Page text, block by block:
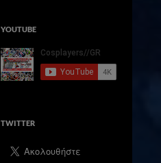
YOUTUBE
TWITTER